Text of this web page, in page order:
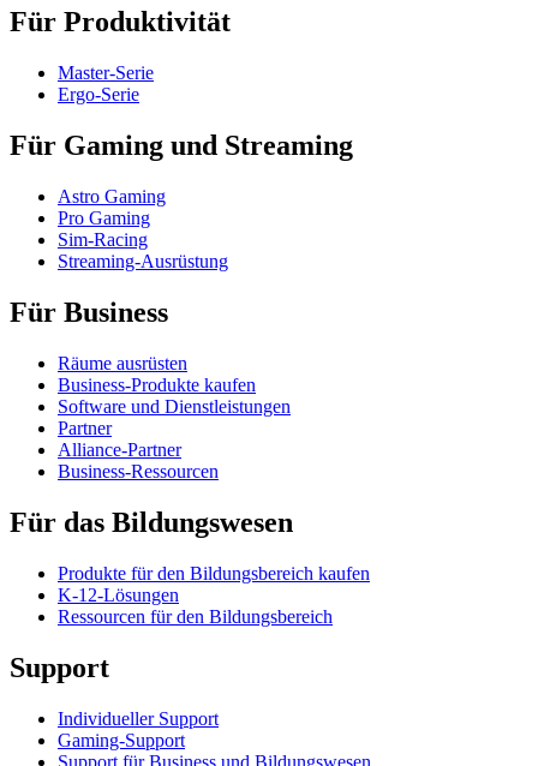
Für Produktivität
Master-Serie
Ergo-Serie
Für Gaming und Streaming
Astro Gaming
Pro Gaming
Sim-Racing
Streaming-Ausrüstung
Für Business
Räume ausrüsten
Business-Produkte kaufen
Software und Dienstleistungen
Partner
Alliance-Partner
Business-Ressourcen
Für das Bildungswesen
Produkte für den Bildungsbereich kaufen
K-12-Lösungen
Ressourcen für den Bildungsbereich
Support
Individueller Support
Gaming-Support
Support für Business und Bildungswesen